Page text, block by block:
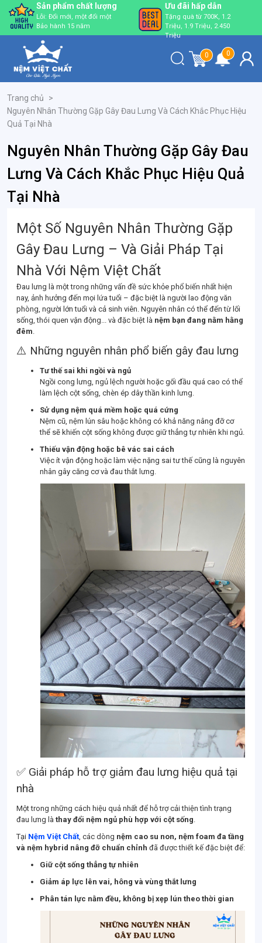
Sản phẩm chất lượng
Lỗi: Đổi mới, một đổi một
Bảo hành 15 năm
Ưu đãi hấp dẫn
Tặng quà từ 700K, 1.2
Triệu, 1.9 Triệu, 2.450
Triệu
0 0
Trang chủ
>
Nguyên Nhân Thường Gặp Gây Đau Lưng Và Cách Khắc Phục Hiệu
Quả Tại Nhà
Nguyên Nhân Thường Gặp Gây Đau
Lưng Và Cách Khắc Phục Hiệu Quả
Tại Nhà
Một Số Nguyên Nhân Thường Gặp
Gây Đau Lưng – Và Giải Pháp Tại
Nhà Với Nệm Việt Chất
Đau lưng là một trong những vấn đề sức khỏe phổ biến nhất hiện
nay, ảnh hưởng đến mọi lứa tuổi – đặc biệt là người lao động văn
phòng, người lớn tuổi và cả sinh viên. Nguyên nhân có thể đến từ lối
sống, thói quen vận động... và đặc biệt là nệm bạn đang nằm hằng
đêm.
⚠️ Những nguyên nhân phổ biến gây đau lưng
Tư thế sai khi ngồi và ngủ
Ngồi cong lưng, ngủ lệch người hoặc gối đầu quá cao có thể
làm lệch cột sống, chèn ép dây thần kinh lưng.
Sử dụng nệm quá mềm hoặc quá cứng
Nệm cũ, nệm lún sâu hoặc không có khả năng nâng đỡ cơ
thể sẽ khiến cột sống không được giữ thẳng tự nhiên khi ngủ.
Thiếu vận động hoặc bê vác sai cách
Việc ít vận động hoặc làm việc nặng sai tư thế cũng là nguyên
nhân gây căng cơ và đau thắt lưng.
✅ Giải pháp hỗ trợ giảm đau lưng hiệu quả tại
nhà
Một trong những cách hiệu quả nhất để hỗ trợ cải thiện tình trạng
đau lưng là thay đổi nệm ngủ phù hợp với cột sống
Tại Nệm Việt Chất , các dòng nệm cao su non, nệm foam đa tầng
và nệm hybrid nâng đỡ chuẩn chỉnh đã được thiết kế đặc biệt để:
Giữ cột sống thẳng tự nhiên
Giảm áp lực lên vai, hông và vùng thắt lưng
Phân tán lực nằm đều, không bị xẹp lún theo thời gian